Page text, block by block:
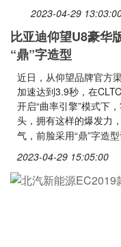
2023-04-29
比亚迪仰望U8豪华
“鼎”字造型
近日，从仰望品牌官方
加速达到3.9秒，在
开启“曲率引擎”模式下
头，拥有这样的爆发力
气，前脸采用“鼎”字造
2023-04-29 15:05:00